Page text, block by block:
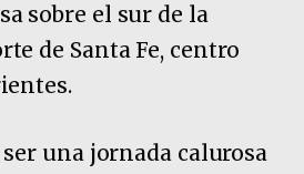
sobre el sur de la
de Santa Fe, centro
ser una jornada calurosa